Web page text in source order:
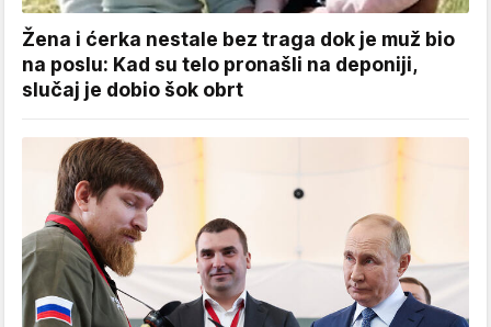
Žena i ćerka nestale bez traga dok je muž bio
na poslu: Kad su telo pronašli na deponiji,
slučaj je dobio šok obrt